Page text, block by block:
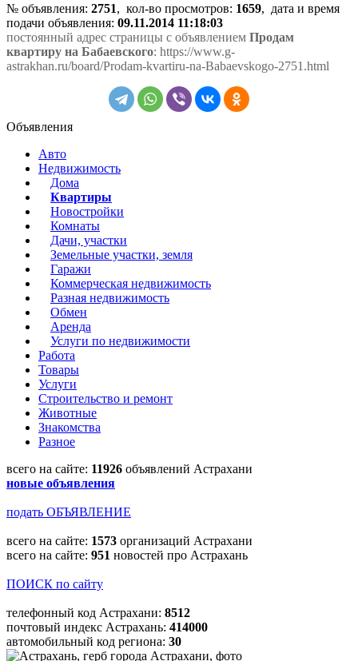
№ объявления: 2751, кол-во просмотров: 1659, дата и время
подачи объявления: 09.11.2014 11:18:03
постоянный адрес страницы с объявлением Продам
квартиру на Бабаевского: https://www.g-
astrakhan.ru/board/Prodam-kvartiru-na-Babaevskogo-2751.html
Объявления
Авто
Недвижимость
Дома
Квартиры
Новостройки
Комнаты
Дачи, участки
Земельные участки, земля
Гаражи
Коммерческая недвижимость
Разная недвижимость
Обмен
Аренда
Услуги по недвижимости
Работа
Товары
Услуги
Строительство и ремонт
Животные
Знакомства
Разное
всего на сайте: 11926 объявлений Астрахани
новые объявления
подать ОБЪЯВЛЕНИЕ
всего на сайте: 1573 организаций Астрахани
всего на сайте: 951 новостей про Астрахань
ПОИСК по сайту
телефонный код Астрахани: 8512
почтовый индекс Астрахань: 414000
автомобильный код региона: 30